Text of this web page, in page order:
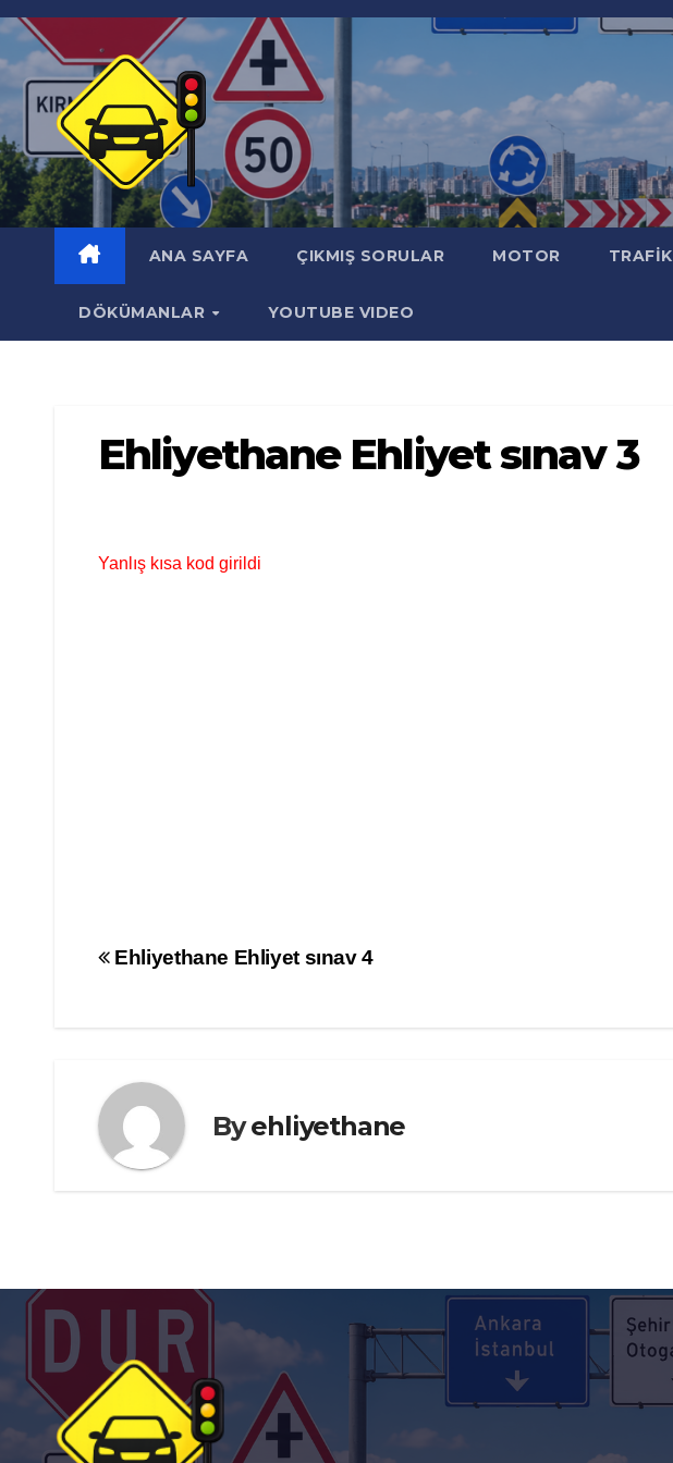
Skip
content
ANA SAYFA ÇIKMIŞ SORULAR MOTOR TRAFİK
DÖKÜMANLAR YOUTUBE VIDEO
Ehliyethane Ehliyet sınav 3
Yanlış kısa kod girildi
Yazı
Ehliyethane Ehliyet sınav 4
Byehliyethane